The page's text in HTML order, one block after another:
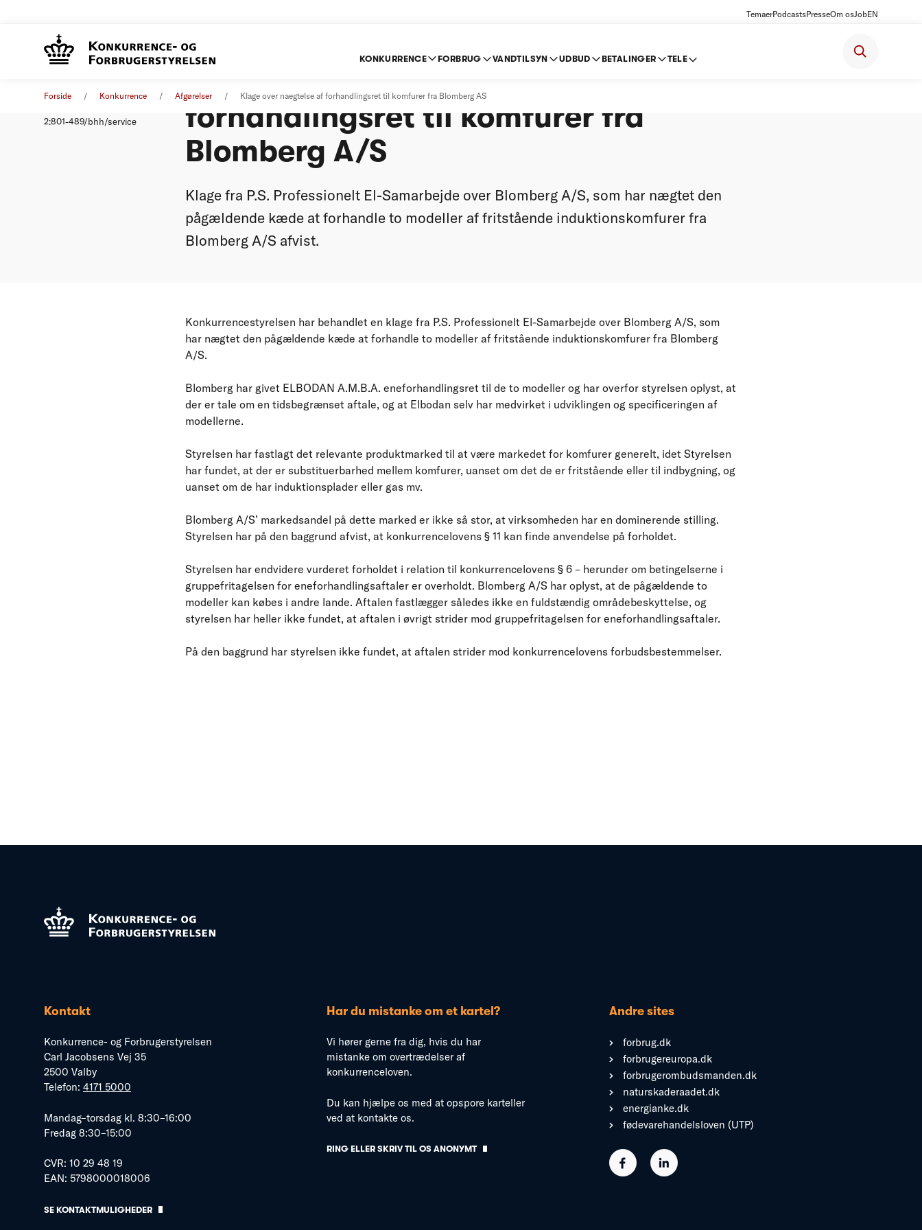
TemaerPodcastsPresseOm osJobEN
KONKURRENCE FORBRUG VANDTILSYN UDBUD BETALINGER TELE
Forside Konkurrence Afgørelser Klage over naegtelse af forhandlingsret til komfurer fra Blomberg AS
2:801-489/bhh/service
forhandlingsret til komfurer fra
Blomberg A/S
Klage fra P.S. Professionelt El-Samarbejde over Blomberg A/S, som har nægtet den
pågældende kæde at forhandle to modeller af fritstående induktionskomfurer fra
Blomberg A/S afvist.
Konkurrencestyrelsen har behandlet en klage fra P.S. Professionelt El-Samarbejde over Blomberg A/S, som
har nægtet den pågældende kæde at forhandle to modeller af fritstående induktionskomfurer fra Blomberg
A/S.
Blomberg har givet ELBODAN A.M.B.A. eneforhandlingsret til de to modeller og har overfor styrelsen oplyst, at
der er tale om en tidsbegrænset aftale, og at Elbodan selv har medvirket i udviklingen og specificeringen af
modellerne.
Styrelsen har fastlagt det relevante produktmarked til at være markedet for komfurer generelt, idet Styrelsen
har fundet, at der er substituerbarhed mellem komfurer, uanset om det de er fritstående eller til indbygning, og
uanset om de har induktionsplader eller gas mv.
Blomberg A/S’ markedsandel på dette marked er ikke så stor, at virksomheden har en dominerende stilling.
Styrelsen har på den baggrund afvist, at konkurrencelovens § 11 kan finde anvendelse på forholdet.
Styrelsen har endvidere vurderet forholdet i relation til konkurrencelovens § 6 – herunder om betingelserne i
gruppefritagelsen for eneforhandlingsaftaler er overholdt. Blomberg A/S har oplyst, at de pågældende to
modeller kan købes i andre lande. Aftalen fastlægger således ikke en fuldstændig områdebeskyttelse, og
styrelsen har heller ikke fundet, at aftalen i øvrigt strider mod gruppefritagelsen for eneforhandlingsaftaler.
På den baggrund har styrelsen ikke fundet, at aftalen strider mod konkurrencelovens forbudsbestemmelser.
Kontakt
Konkurrence- og Forbrugerstyrelsen
Carl Jacobsens Vej 35
2500 Valby
Telefon: 4171 5000
Mandag–torsdag kl. 8:30–16:00
Fredag 8:30–15:00
CVR: 10 29 48 19
EAN: 5798000018006
SE KONTAKTMULIGHEDER
Har du mistanke om et kartel?
Vi hører gerne fra dig, hvis du har
mistanke om overtrædelser af
konkurrenceloven.
Du kan hjælpe os med at opspore karteller
ved at kontakte os.
RING ELLER SKRIV TIL OS ANONYMT
Andre sites
forbrug.dk
forbrugereuropa.dk
forbrugerombudsmanden.dk
naturskaderaadet.dk
energianke.dk
fødevarehandelsloven (UTP)